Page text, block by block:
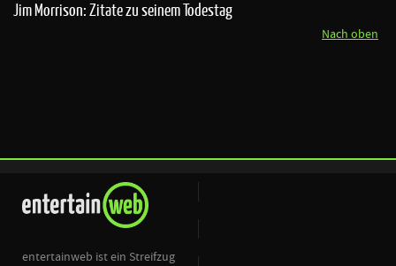
Jim Morrison: Zitate zu seinem Todestag
Nach oben
entertainweb ist ein Streifzug